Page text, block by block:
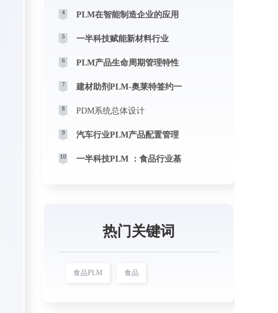
4 PLM在智能制造企业的应用
5 一半科技赋能新材料行业
6 PLM产品生命周期管理特性
7 建材助剂PLM-奥莱特签约一
8 PDM系统总体设计
9 汽车行业PLM产品配置管理
10 一半科技PLM ：食品行业基
热门关键词
食品PLM 食品